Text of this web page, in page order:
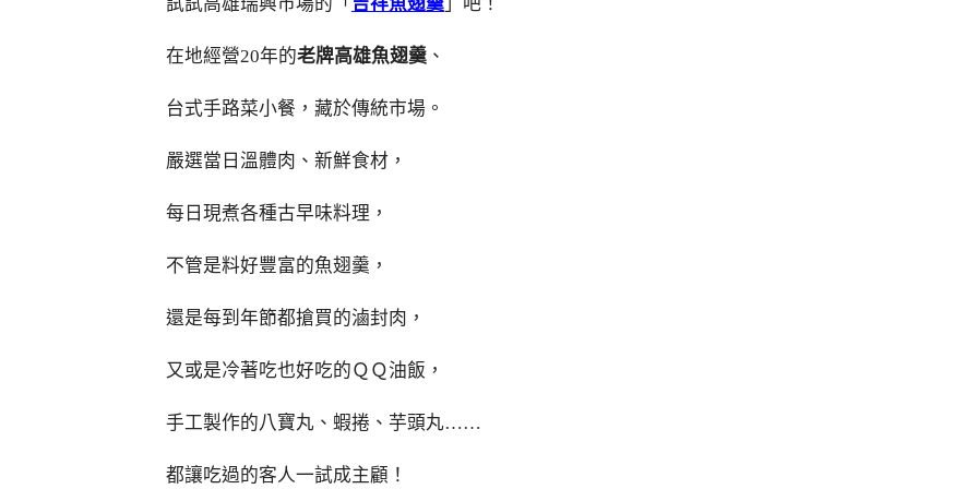
在地經營20年的老牌高雄魚翅羹 、
台式手路菜小餐，藏於傳統市場。
嚴選當日溫體肉、新鮮食材，
每日現煮各種古早味料理，
不管是料好豐富的魚翅羹，
還是每到年節都搶買的滷封肉，
又或是冷著吃也好吃的ＱＱ油飯，
手工製作的八寶丸、蝦捲、芋頭丸……
都讓吃過的客人一試成主顧！